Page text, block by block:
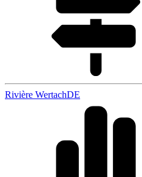
Rivière WertachDE